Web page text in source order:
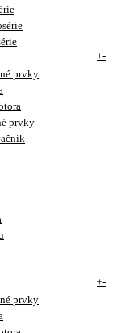
+-
prvky
prvky
+-
prvky